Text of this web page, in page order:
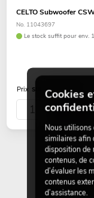
CELTO Subwoofer
No. 11043697
Le stock suffit pour env.
Prix sur demande
Cookies
Nous utilisons
similaires afin
disposition de
contenus, de
d’évaluer les
contenus
d’assistance.